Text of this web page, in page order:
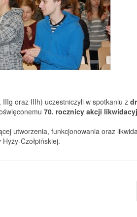
oraz IIIh) uczestniczyli w spotkaniu z
70. rocznicy akcji
utworzenia, funkcjonowania oraz
Czołpińskiej.